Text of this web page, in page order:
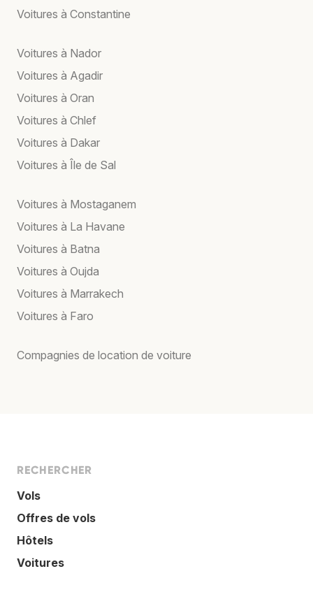
Voitures à Constantine
Voitures à Nador
Voitures à Agadir
Voitures à Oran
Voitures à Chlef
Voitures à Dakar
Voitures à Île de Sal
Voitures à Mostaganem
Voitures à La Havane
Voitures à Batna
Voitures à Oujda
Voitures à Marrakech
Voitures à Faro
Compagnies de location de voiture
RECHERCHER
Vols
Offres de vols
Hôtels
Voitures